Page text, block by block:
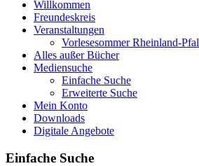
Willkommen
Freundeskreis
Veranstaltungen
Vorlesesommer Rheinland-
Alles außer Bücher
Mediensuche
Einfache Suche
Erweiterte Suche
Mein Konto
Downloads
Digitale Angebote
Einfache Suche